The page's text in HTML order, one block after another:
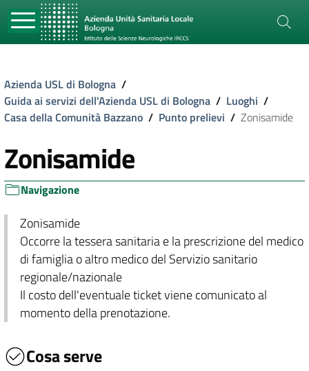
Azienda USL di Bologna /
Guida ai servizi dell'Azienda USL di Bologna / Luoghi /
Casa della Comunità Bazzano / Punto prelievi / Zonisamide
Zonisamide
Navigazione
Zonisamide
Occorre la tessera sanitaria e la prescrizione del medico
di famiglia o altro medico del Servizio sanitario
regionale/nazionale
Il costo dell'eventuale ticket viene comunicato al
momento della prenotazione.
Cosa serve